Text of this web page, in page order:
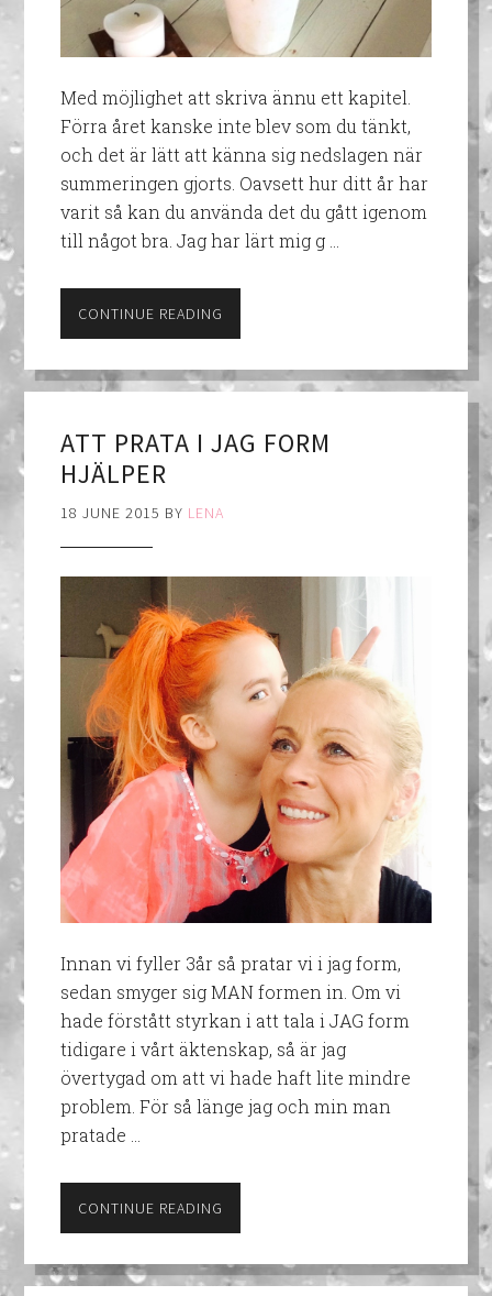
Med möjlighet att skriva ännu ett kapitel.
Förra året kanske inte blev som du tänkt,
och det är lätt att känna sig nedslagen när
summeringen gjorts. Oavsett hur ditt år har
varit så kan du använda det du gått igenom
till något bra. Jag har lärt mig g …
CONTINUE READING
ATT PRATA I JAG FORM
HJÄLPER
18 JUNE 2015 BY LENA
Innan vi fyller 3år så pratar vi i jag form,
sedan smyger sig MAN formen in. Om vi
hade förstått styrkan i att tala i JAG form
tidigare i vårt äktenskap, så är jag
övertygad om att vi hade haft lite mindre
problem. För så länge jag och min man
pratade …
CONTINUE READING